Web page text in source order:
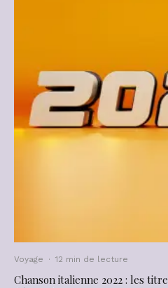
Voyage · 12 min de lecture
Chanson italienne 2022 : les